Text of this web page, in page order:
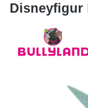
Disneyfigur
Bildergalerie